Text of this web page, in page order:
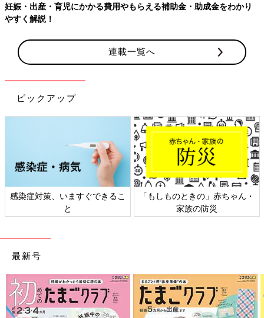
妊娠・出産・育児にかかる費用やもらえる補助金・助成金をわかり
やすく解説！
連載一覧へ
ピックアップ
感染症対策、いますぐできるこ
と
「もしものときの」赤ちゃん・
家族の防災
最新号